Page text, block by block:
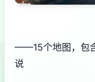
——15个地图，包
说